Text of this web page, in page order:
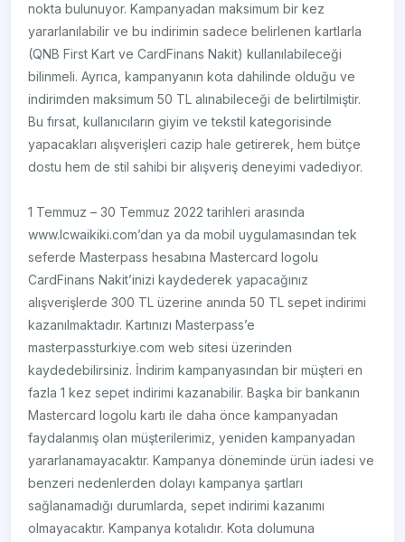
nokta bulunuyor. Kampanyadan maksimum bir kez
yararlanılabilir ve bu indirimin sadece belirlenen kartlarla
(QNB First Kart ve CardFinans Nakit) kullanılabileceği
bilinmeli. Ayrıca, kampanyanın kota dahilinde olduğu ve
indirimden maksimum 50 TL alınabileceği de belirtilmiştir.
Bu fırsat, kullanıcıların giyim ve tekstil kategorisinde
yapacakları alışverişleri cazip hale getirerek, hem bütçe
dostu hem de stil sahibi bir alışveriş deneyimi vadediyor.
1 Temmuz – 30 Temmuz 2022 tarihleri arasında
www.lcwaikiki.com’dan ya da mobil uygulamasından tek
seferde Masterpass hesabına Mastercard logolu
CardFinans Nakit’inizi kaydederek yapacağınız
alışverişlerde 300 TL üzerine anında 50 TL sepet indirimi
kazanılmaktadır. Kartınızı Masterpass’e
masterpassturkiye.com web sitesi üzerinden
kaydedebilirsiniz. İndirim kampanyasından bir müşteri en
fazla 1 kez sepet indirimi kazanabilir. Başka bir bankanın
Mastercard logolu kartı ile daha önce kampanyadan
faydalanmış olan müşterilerimiz, yeniden kampanyadan
yararlanamayacaktır. Kampanya döneminde ürün iadesi ve
benzeri nedenlerden dolayı kampanya şartları
sağlanamadığı durumlarda, sepet indirimi kazanımı
olmayacaktır. Kampanya kotalıdır. Kota dolumuna